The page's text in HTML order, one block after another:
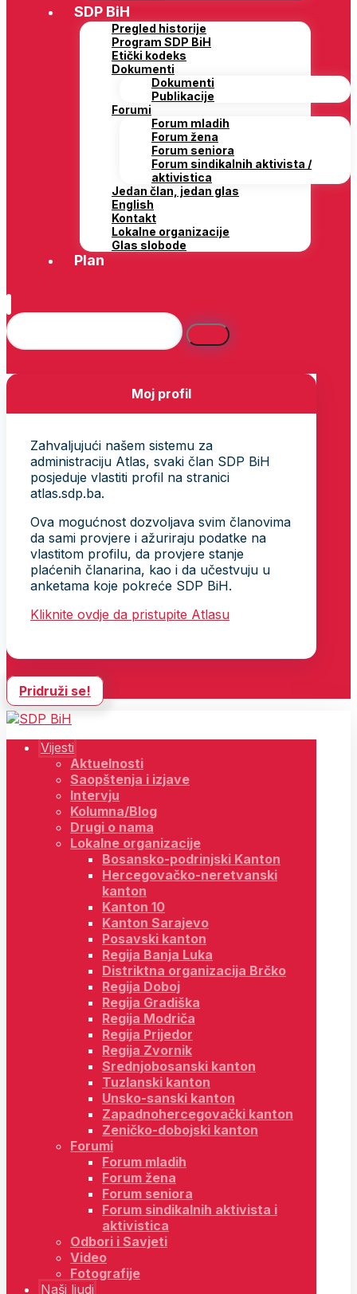
SDP BiH
Pregled historije
Program SDP BiH
Etički kodeks
Dokumenti
Dokumenti
Publikacije
Forumi
Forum mladih
Forum žena
Forum seniora
Forum sindikalnih aktivista /
aktivistica
Jedan član, jedan glas
English
Kontakt
Lokalne organizacije
Glas slobode
Plan
Moj profil
Zahvaljujući našem sistemu za
administraciju Atlas, svaki član SDP BiH
posjeduje vlastiti profil na stranici
atlas.sdp.ba.
Ova mogućnost dozvoljava svim članovima
da sami provjere i ažuriraju podatke na
vlastitom profilu, da provjere stanje
plaćenih članarina, kao i da učestvuju u
anketama koje pokreće SDP BiH.
Kliknite ovdje da pristupite Atlasu
Pridruži se!
Vijesti
Aktuelnosti
Saopštenja i izjave
Intervju
Kolumna/Blog
Drugi o nama
Lokalne organizacije
Bosansko-podrinjski Kanton
Hercegovačko-neretvanski
kanton
Kanton 10
Kanton Sarajevo
Posavski kanton
Regija Banja Luka
Distriktna organizacija Brčko
Regija Doboj
Regija Gradiška
Regija Modriča
Regija Prijedor
Regija Zvornik
Srednjobosanski kanton
Tuzlanski kanton
Unsko-sanski kanton
Zapadnohercegovački kanton
Zeničko-dobojski kanton
Forumi
Forum mladih
Forum žena
Forum seniora
Forum sindikalnih aktivista i
aktivistica
Odbori i Savjeti
Video
Fotografije
Naši ljudi